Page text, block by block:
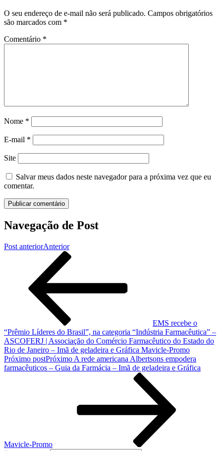
O seu endereço de e-mail não será publicado. Campos obrigatórios
são marcados com *
Comentário *
Nome *
E-mail *
Site
Salvar meus dados neste navegador para a próxima vez que eu
comentar.
Navegação de Post
Post anteriorAnterior
EMS recebe o
“Prêmio Líderes do Brasil”, na categoria “Indústria Farmacêutica” –
ASCOFERJ | Associação do Comércio Farmacêutico do Estado do
Rio de Janeiro – Imã de geladeira e Gráfica Mavicle-Promo
Próximo postPróximo A rede americana Albertsons empodera
farmacêuticos – Guia da Farmácia – Imã de geladeira e Gráfica
Mavicle-Promo